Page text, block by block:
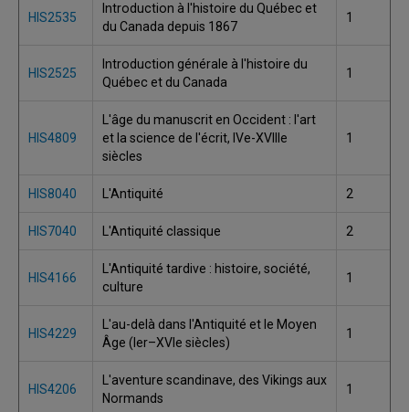
HIS2535
Introduction à l'histoire du Québec et
du Canada depuis 1867
1
HIS2525
Introduction générale à l'histoire du
Québec et du Canada
1
HIS4809
L'âge du manuscrit en Occident : l'art
et la science de l'écrit, IVe-XVIIIe
siècles
1
HIS8040 L'Antiquité 2
HIS7040 L'Antiquité classique 2
HIS4166
L'Antiquité tardive : histoire, société,
culture
1
HIS4229
L'au-delà dans l'Antiquité et le Moyen
Âge (Ier–XVIe siècles)
1
HIS4206
L'aventure scandinave, des Vikings aux
Normands
1